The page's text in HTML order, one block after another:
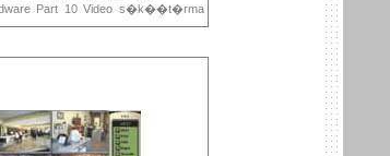
Part 10 Video s�k��t�rma